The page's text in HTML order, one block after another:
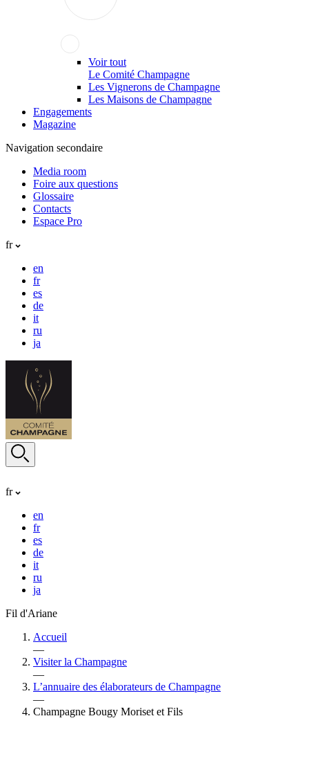
Voir tout
Le Comité Champagne
Les Vignerons de Champagne
Les Maisons de Champagne
Engagements
Magazine
Navigation secondaire
Media room
Foire aux questions
Glossaire
Contacts
Espace Pro
fr
en
fr
es
de
it
ru
ja
fr
en
fr
es
de
it
ru
ja
Fil d'Ariane
Accueil
—
Visiter la Champagne
—
L’annuaire des élaborateurs de Champagne
—
Champagne Bougy Moriset et Fils